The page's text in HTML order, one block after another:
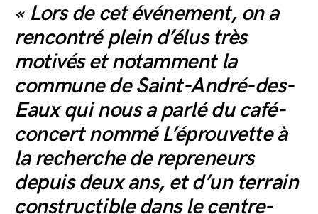
« Lors de cet événement, on a
rencontré plein d’élus très
motivés et notamment la
commune de Saint-André-des-
Eaux qui nous a parlé du café-
concert nommé L’éprouvette à
la recherche de repreneurs
depuis deux ans, et d’un terrain
constructible dans le centre-